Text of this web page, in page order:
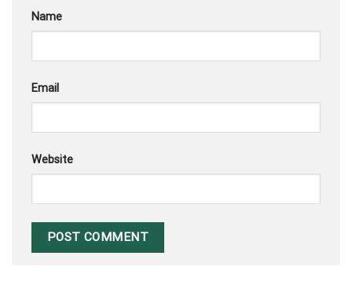
Name
Email
Website